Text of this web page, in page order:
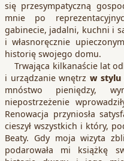
się przesympatyczną
mnie po
gabinecie, jadalni, kuchni i
i własnoręcznie
historię swojego domu.
Trwająca kilkanaście lat
i urządzanie wnętrzw stylu
mnóstwo pieniędzy,
niepostrzeżenie
Renowacja przyniosła
cieszył wszystkich i który,
Beaty. Gdy moja wizyta
podarowała mi książkę